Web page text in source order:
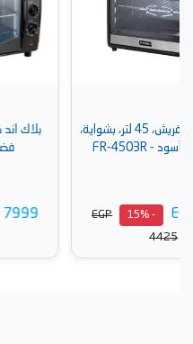
بلاك اند ديكر توستر فرن ، 42 لتر،
فضي - TRO60-B5
EGP 7999
EGP